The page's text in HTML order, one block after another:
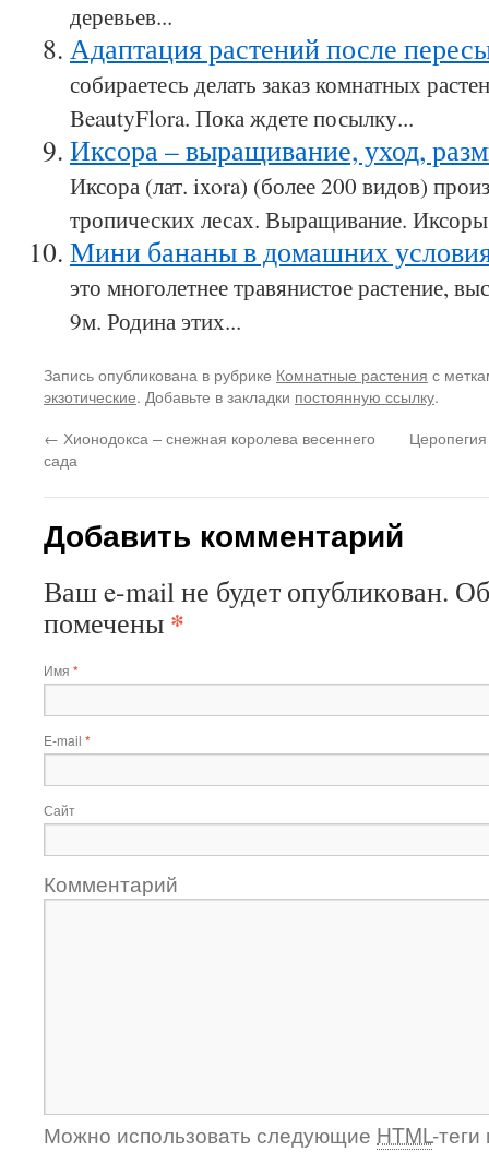
деревьев...
Адаптация растений после
собираетесь делать заказ комнатных
BeautyFlora. Пока ждете посылку...
Иксора – выращивание, уход,
Иксора (лат. ixora) (более 200 видов)
тропических лесах. Выращивание.
Мини бананы в домашних
это многолетнее травянистое растение,
9м. Родина этих...
Запись опубликована в рубрике Комнатные растения с
экзотические. Добавьте в закладки постоянную ссылку.
← Хионодокса – снежная королева весеннего
сада
Добавить комментарий
Ваш e-mail не будет опубликован.
помечены *
Имя *
E-mail *
Сайт
Комментарий
Можно использовать следующие HTML-